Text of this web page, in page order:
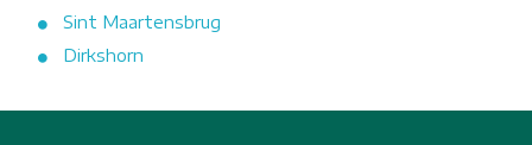
Sint Maartensbrug
Dirkshorn